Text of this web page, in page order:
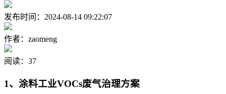
发布时间：2024-08-14 09:22:07
作者：zaomeng
阅读：37
1、涂料工业VOCs废气治理方案